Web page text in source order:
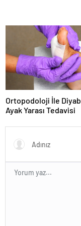
Ortopodoloji İle
Ayak Yarası Tedavisi